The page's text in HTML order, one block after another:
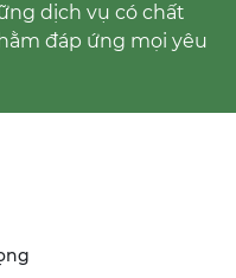
dịch vụ có chất
đáp ứng mọi yêu